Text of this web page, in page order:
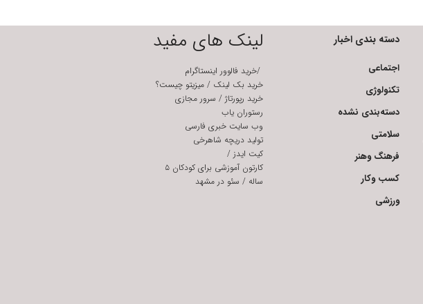
دسته بندی اخبار
اجتماعی
تکنولوژی
دسته‌بندی نشده
سلامتی
فرهنگ وهنر
کسب وکار
ورزشی
لینک های مفید
/خرید فالوور اینستاگرام
خرید بک لینک / میزیتو چیست؟
خرید رپورتاژ/ سرور مجازی
رستوران یاب
وب سایت خبری فارسی
تولید دریچه شاهرخی
کیت ایدز /
کارتون آموزشی برای کودکان ۵
ساله / سئو در مشهد